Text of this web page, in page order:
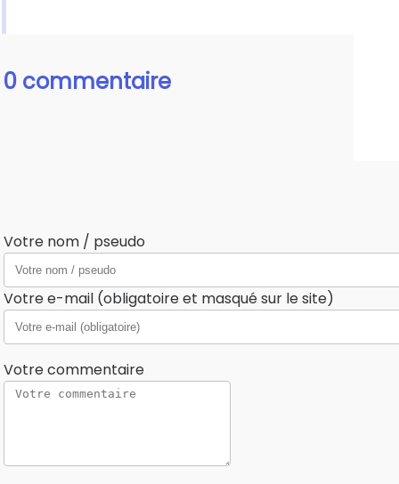
0 commentaire
Votre nom / pseudo
Votre e-mail (obligatoire et masqué sur le site)
Votre commentaire